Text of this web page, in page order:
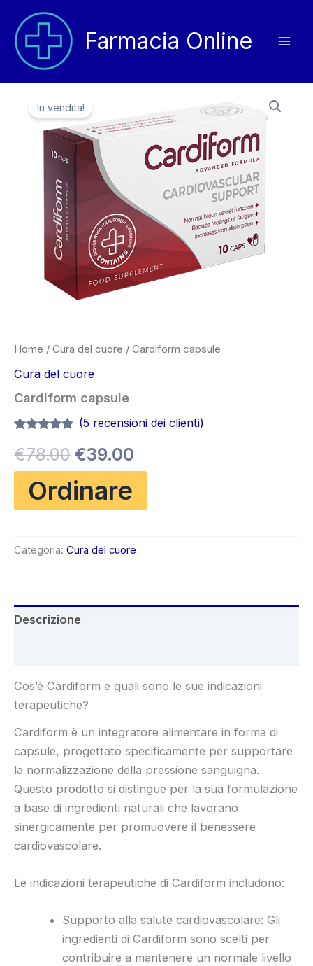
contenuto
Farmacia Online
In vendita!
Home / Cura del cuore / Cardiform capsule
Cura del cuore
Cardiform capsule
su 5 su
base di
recensioni
(5recensioni dei clienti)
€78.00 Il
prezzo
originale
€39.00
attuale
Ordinare
Categoria: Cura del cuore
Descrizione
Cos’è Cardiform e quali sono le sue indicazioni
terapeutiche?
Cardiform è un integratore alimentare in forma di
capsule, progettato specificamente per supportare
la normalizzazione della pressione sanguigna.
Questo prodotto si distingue per la sua formulazione
a base di ingredienti naturali che lavorano
sinergicamente per promuovere il benessere
cardiovascolare.
Le indicazioni terapeutiche di Cardiform includono:
Supporto alla salute cardiovascolare: Gli
ingredienti di Cardiform sono scelti per
contribuire a mantenere un normale livello